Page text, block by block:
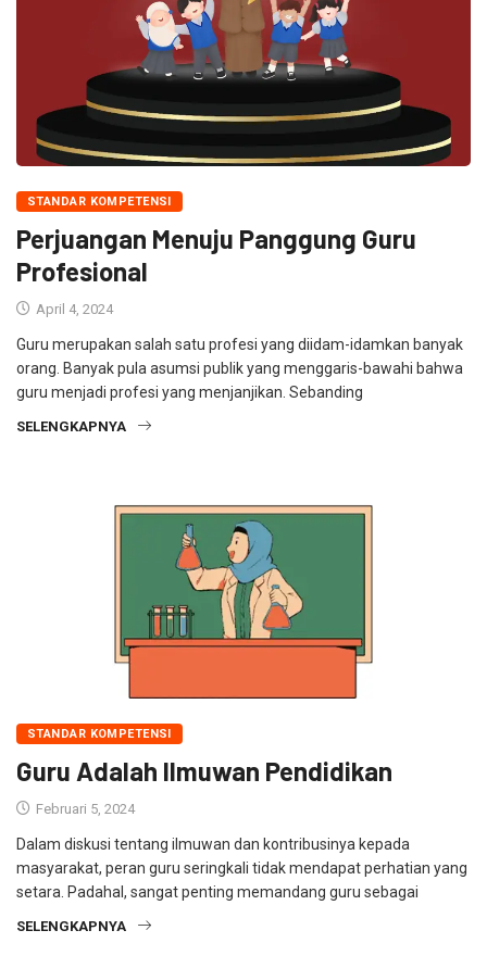
STANDAR KOMPETENSI
Perjuangan Menuju Panggung Guru
Profesional
April 4, 2024
Guru merupakan salah satu profesi yang diidam-idamkan banyak
orang. Banyak pula asumsi publik yang menggaris-bawahi bahwa
guru menjadi profesi yang menjanjikan. Sebanding
SELENGKAPNYA
STANDAR KOMPETENSI
Guru Adalah Ilmuwan Pendidikan
Februari 5, 2024
Dalam diskusi tentang ilmuwan dan kontribusinya kepada
masyarakat, peran guru seringkali tidak mendapat perhatian yang
setara. Padahal, sangat penting memandang guru sebagai
SELENGKAPNYA